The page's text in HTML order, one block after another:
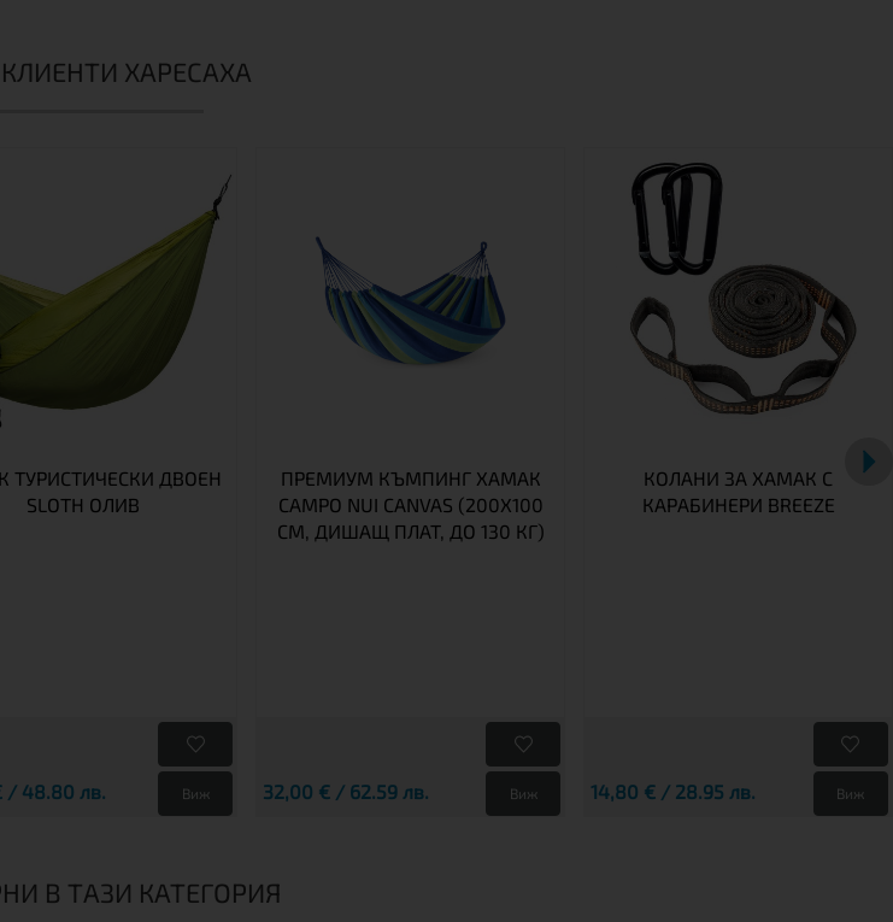
ХАРЕСАХА
ТУРИСТИЧЕСКИ ДВОЕН
SLOTH ОЛИВ
/ 48.80 лв. Виж
ПРЕМИУМ КЪМПИНГ ХАМАК
CAMPO NUI CANVAS (200X100
СМ, ДИШАЩ ПЛАТ, ДО 130 КГ)
32,00 € / 62.59 лв. Виж
КОЛАНИ ЗА ХАМАК С
КАРАБИНЕРИ BREEZE
14,80 € / 28.95 лв. Виж
В ТАЗИ КАТЕГОРИЯ